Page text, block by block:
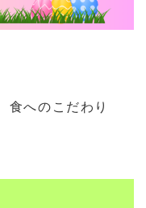
食へのこだわり